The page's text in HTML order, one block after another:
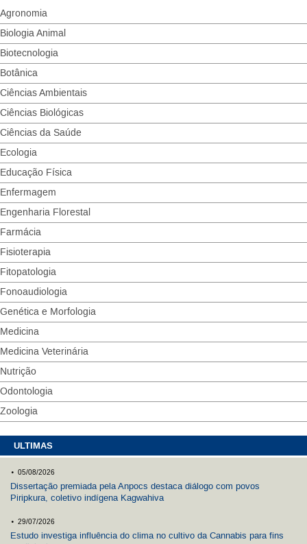
Agronomia
Biologia Animal
Biotecnologia
Botânica
Ciências Ambientais
Ciências Biológicas
Ciências da Saúde
Ecologia
Educação Física
Enfermagem
Engenharia Florestal
Farmácia
Fisioterapia
Fitopatologia
Fonoaudiologia
Genética e Morfologia
Medicina
Medicina Veterinária
Nutrição
Odontologia
Zoologia
ULTIMAS
. 05/08/2026
Dissertação premiada pela Anpocs destaca diálogo com povos
Piripkura, coletivo indígena Kagwahiva
. 29/07/2026
Estudo investiga influência do clima no cultivo da Cannabis para fins